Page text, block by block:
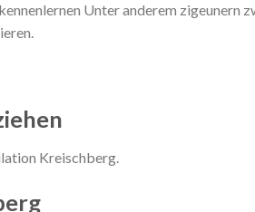
Unter anderem zigeunern
Kreischberg.